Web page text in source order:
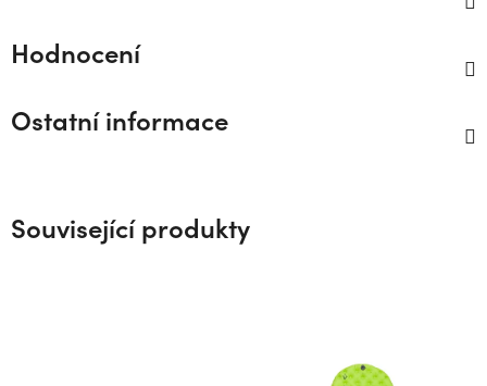
Hodnocení
Ostatní informace
Související produkty